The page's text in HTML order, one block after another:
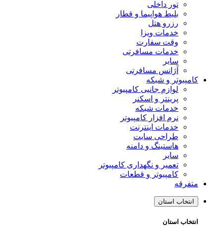
تور داخلی
بلیط هواپیما و قطار
رزرو هتل
خدمات ویزا
وقت سفارت
خدمات مسافرتی
سایر
آژانس مسافرتی
کامپیوتر و شبکه
لوازم جانبی کامپیوتر
پرینتر و اسکنر
خدمات شبکه
نرم افزار کامپیوتر
خدمات اینترنت
طراحی سایت
هاستینگ و دامنه
سایر
تعمیر و نگهداری کامپیوتر
کامپیوتر و قطعات
متفرقه
انتخاب استان
انتخاب استان